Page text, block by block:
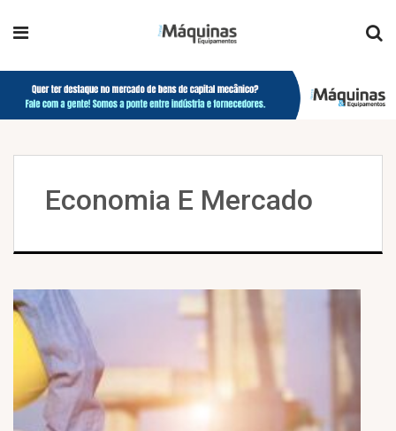
Economia E Mercado